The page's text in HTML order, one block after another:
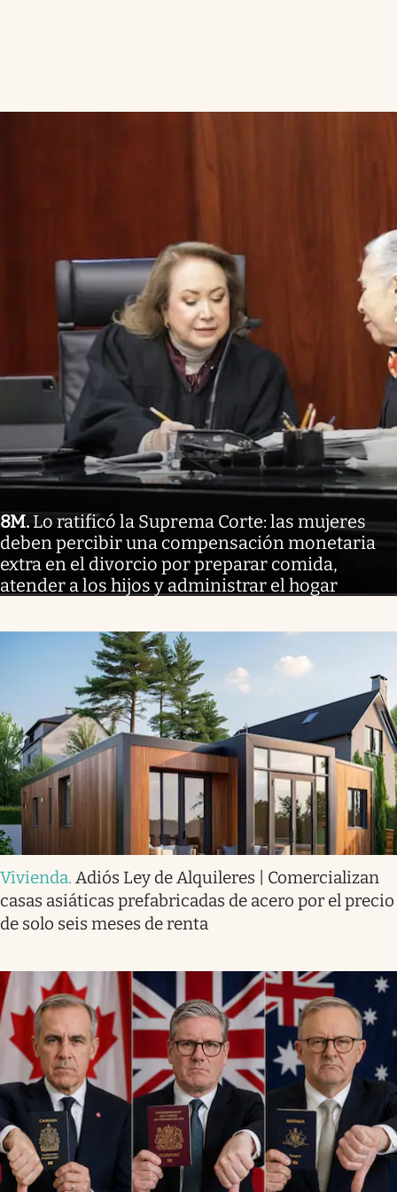
8M. Lo ratificó la Suprema Corte: las mujeres
deben percibir una compensación monetaria
extra en el divorcio por preparar comida,
atender a los hijos y administrar el hogar
Vivienda. Adiós Ley de Alquileres | Comercializan
casas asiáticas prefabricadas de acero por el precio
de solo seis meses de renta